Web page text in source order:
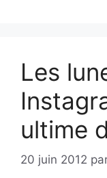
Les
ultime
20 juin 2012